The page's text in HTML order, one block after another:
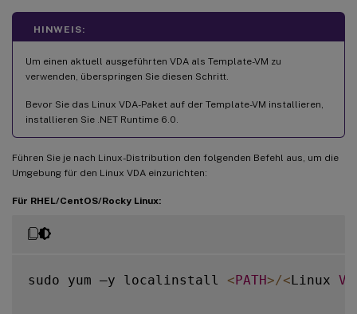
HINWEIS:
Um einen aktuell ausgeführten VDA als Template-VM zu
verwenden, überspringen Sie diesen Schritt.
Bevor Sie das Linux VDA-Paket auf der Template-VM installieren,
installieren Sie .NET Runtime 6.0.
Führen Sie je nach Linux-Distribution den folgenden Befehl aus, um die
Umgebung für den Linux VDA einzurichten:
Für RHEL/CentOS/Rocky Linux:
sudo yum –y localinstall <PATH>/<Linux